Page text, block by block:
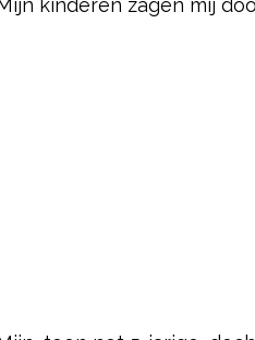
kinderen zagen mij